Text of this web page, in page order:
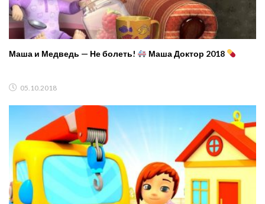
Маша и Медведь — Не болеть! Маша Доктор 2018
05.10.2018